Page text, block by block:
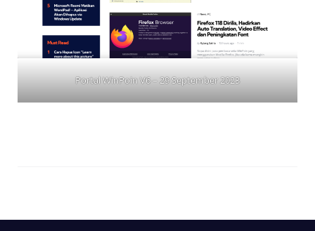
Portal WinPoin V6 – 29 September 2023